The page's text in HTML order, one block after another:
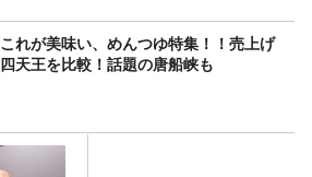
これが美味い、めんつゆ特集！！売上げ
四天王を比較！話題の唐船峡も